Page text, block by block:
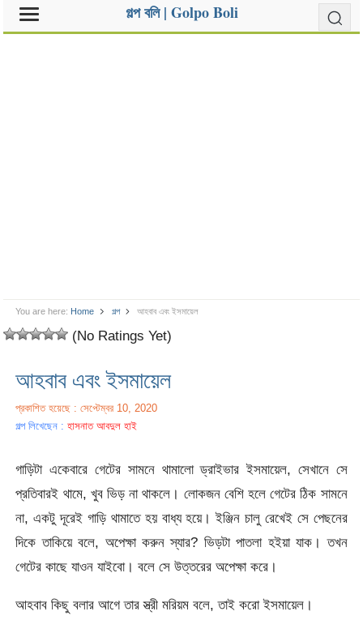
গল্প বলি | Golpo Boli
You are here: Home গল্প আহবাব এবং ইসমায়েল
(No Ratings Yet)
আহবাব এবং ইসমায়েল
প্রকাশিত হয়েছে : সেপ্টেম্বর 10, 2020
গল্প লিখেছেন :হাসনাত আবদুল হাই
গাড়িটা একেবারে গেটের সামনে থামালো ড্রাইভার ইসমায়েল, সেখানে সে
প্রতিবারই থামে, খুব ভিড় না থাকলে। লোকজন বেশি হলে গেটের ঠিক সামনে
না, একটু দূরেই গাড়ি থামাতে হয় বাধ্য হয়ে। ইঞ্জিন চালু রেখেই সে পেছনের
দিকে তাকিয়ে বলে, অপেক্ষা করুন স্যার? ভিড়টা পাতলা হইয়া যাক। তখন
গেটের কাছে যাওন যাইবো। বলে সে উত্তরের অপেক্ষা করে।
আহবাব কিছু বলার আগে তার স্ত্রী মরিয়ম বলে, তাই করো ইসমায়েল।